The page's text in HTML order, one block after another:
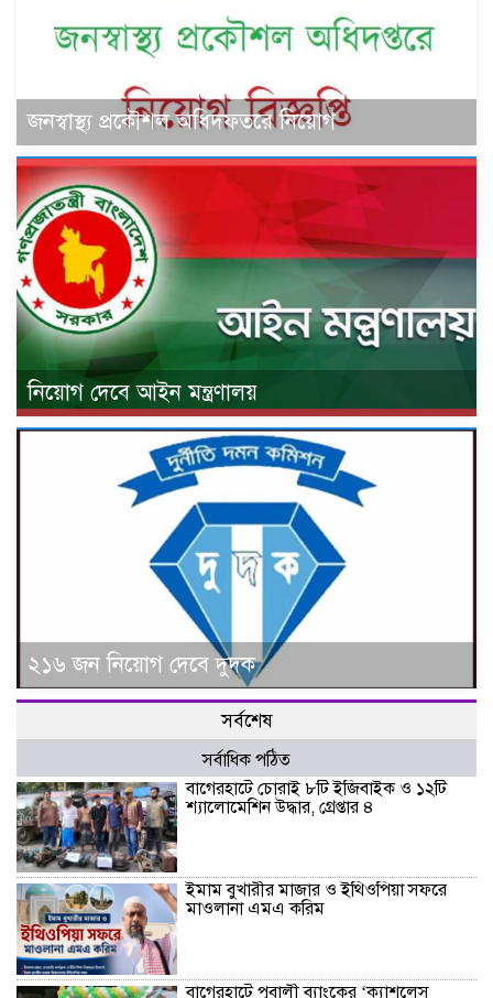
জনস্বাস্থ্য প্রকৌশল অধিদফতরে নিয়োগ
নিয়োগ দেবে আইন মন্ত্রণালয়
২১৬ জন নিয়োগ দেবে দুদক
সর্বশেষ
সর্বাধিক পঠিত
বাগেরহাটে চোরাই ৮টি ইজিবাইক ও ১২টি
শ্যালোমেশিন উদ্ধার, গ্রেপ্তার ৪
ইমাম বুখারীর মাজার ও ইথিওপিয়া সফরে
মাওলানা এমএ করিম
বাগেরহাটে পূবালী ব্যাংকের ‘ক্যাশলেস